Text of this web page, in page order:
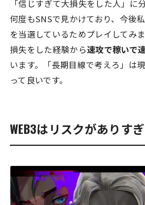
「信じすぎて大損失をした人」に
何度もSNSで見かけており、今後
を当選しているためプレイしてみ
損失をした経験から速攻で稼いで
います。
「長期目線で考えろ」は
って良いです。
WEB3はリスクがありす